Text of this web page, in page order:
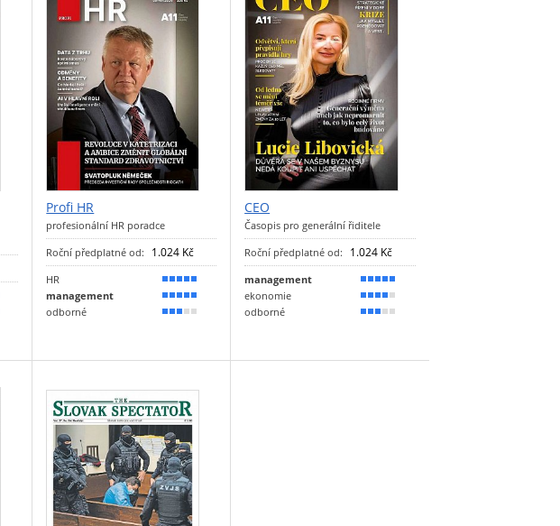
Profi HR
profesionální HR poradce
Roční předplatné od: 1.024 Kč
HR
100 %
management
90 %
odborné
50 %
CEO
Časopis pro generální řiditele
Roční předplatné od: 1.024 Kč
management
90 %
ekonomie
70 %
odborné
60 %